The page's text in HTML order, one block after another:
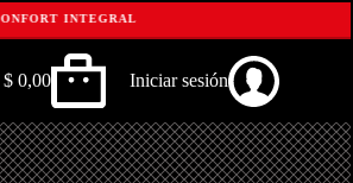
INTEGRAL
Shopping
$ 0,00 Iniciar sesión